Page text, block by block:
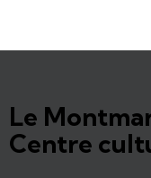
Le
Centre